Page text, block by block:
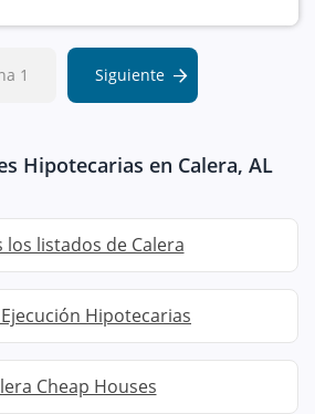
1 Siguiente
Hipotecarias en Calera, AL
los listados de Calera
Hipotecarias
Cheap Houses